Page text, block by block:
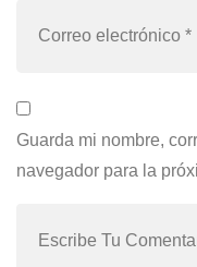
Guarda mi nombre,
navegador para la